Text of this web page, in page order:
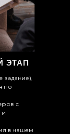
ЭТАП
задание),
по
с
и
в нашем